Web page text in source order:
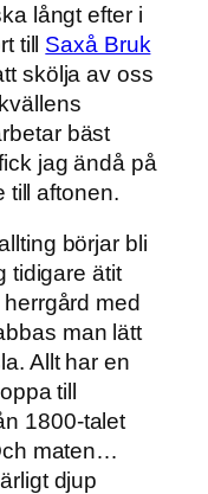
långt efter i
till Saxå Bruk
skölja av oss
bäst
jag ändå på
till aftonen.
börjar bli
tidigare ätit
med
man lätt
Allt har en
till
1800-talet
maten…
djup